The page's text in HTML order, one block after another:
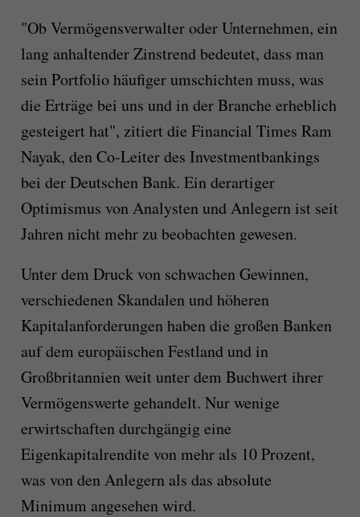
"Ob Vermögensverwalter oder Unternehmen, ein
lang anhaltender Zinstrend bedeutet, dass man
sein Portfolio häufiger umschichten muss, was
die Erträge bei uns und in der Branche erheblich
gesteigert hat", zitiert die Financial Times Ram
Nayak, den Co-Leiter des Investmentbankings
bei der Deutschen Bank. Ein derartiger
Optimismus von Analysten und Anlegern ist seit
Jahren nicht mehr zu beobachten gewesen.
Unter dem Druck von schwachen Gewinnen,
verschiedenen Skandalen und höheren
Kapitalanforderungen haben die großen Banken
auf dem europäischen Festland und in
Großbritannien weit unter dem Buchwert ihrer
Vermögenswerte gehandelt. Nur wenige
erwirtschaften durchgängig eine
Eigenkapitalrendite von mehr als 10 Prozent,
was von den Anlegern als das absolute
Minimum angesehen wird.